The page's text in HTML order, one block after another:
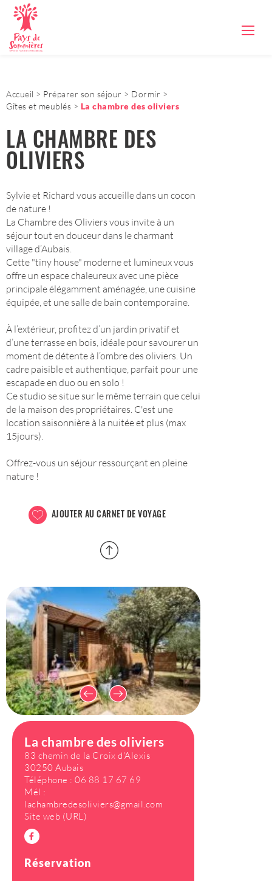
Accueil Préparer son séjour
Dormir
Gîtes et meublés
La chambre des oliviers
LA CHAMBRE DES
OLIVIERS
Sylvie et Richard vous accueille dans un cocon
de nature !
La Chambre des Oliviers vous invite à un
séjour tout en douceur dans le charmant
village d’Aubais.
Cette "tiny house" moderne et lumineux vous
offre un espace chaleureux avec une pièce
principale élégamment aménagée, une cuisine
équipée, et une salle de bain contemporaine.
À l’extérieur, profitez d’un jardin privatif et
d’une terrasse en bois, idéale pour savourer un
moment de détente à l’ombre des oliviers. Un
cadre paisible et authentique, parfait pour une
escapade en duo ou en solo !
Ce studio se situe sur le même terrain que celui
de la maison des propriétaires. C'est une
location saisonnière à la nuitée et plus (max
15jours).
Offrez-vous un séjour ressourçant en pleine
nature !
AJOUTER AU CARNET DE VOYAGE
La chambre des oliviers
83 chemin de la Croix d'Alexis
30250 Aubais
Téléphone : 06 88 17 67 69
Mél :
lachambredesoliviers@gmail.com
Site web (URL)
Réservation